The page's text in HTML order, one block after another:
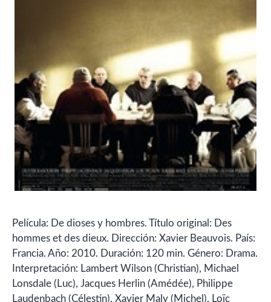
Película: De dioses y hombres. Título original: Des
hommes et des dieux. Dirección: Xavier Beauvois. País:
Francia. Año: 2010. Duración: 120 min. Género: Drama.
Interpretación: Lambert Wilson (Christian), Michael
Lonsdale (Luc), Jacques Herlin (Amédée), Philippe
Laudenbach (Célestin), Xavier Maly (Michel), Loïc